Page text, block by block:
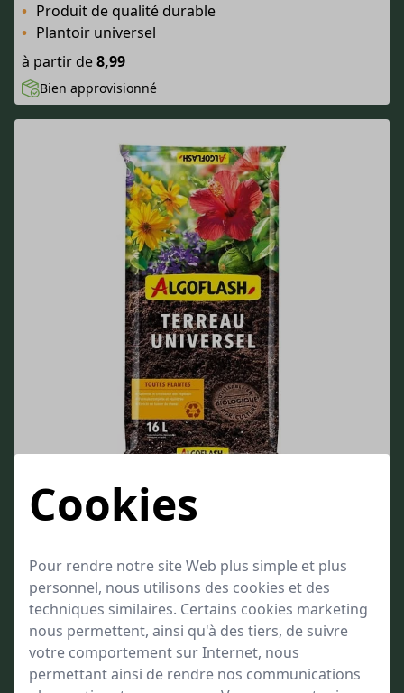
Cookies
Pour rendre notre site Web plus simple et plus
personnel, nous utilisons des cookies et des
techniques similaires. Certains cookies marketing
nous permettent, ainsi qu'à des tiers, de suivre
votre comportement sur Internet, nous
permettant ainsi de rendre nos communications
Produit de qualité durable
Plantoir universel
à partir de8,99
Bien approvisionné
Terreau Universel Algoflash
Optimise la croissance des végétaux
Formule complète et équilibrée
à partir de14,99
Bien approvisionné